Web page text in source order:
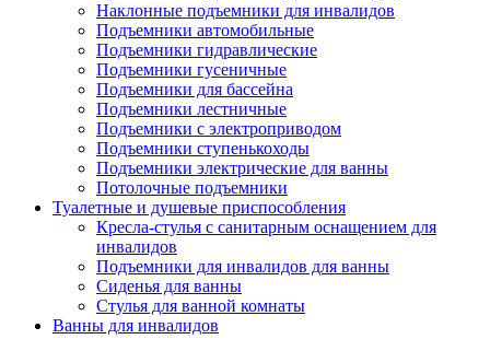
Наклонные подъемники для инвалидов
Подъемники автомобильные
Подъемники гидравлические
Подъемники гусеничные
Подъемники для бассейна
Подъемники лестничные
Подъемники с электроприводом
Подъемники ступенькоходы
Подъемники электрические для ванны
Потолочные подъемники
Туалетные и душевые приспособления
Кресла-стулья с санитарным оснащением для
инвалидов
Подъемники для инвалидов для ванны
Сиденья для ванны
Стулья для ванной комнаты
Ванны для инвалидов